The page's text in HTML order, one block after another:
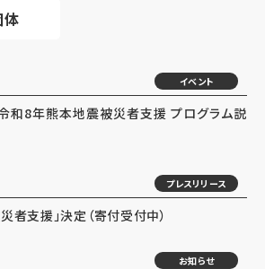
体
イベント
令和8年熊本地震被災者支援 プログラム説
プレスリリース
者支援」決定（寄付受付中）
お知らせ